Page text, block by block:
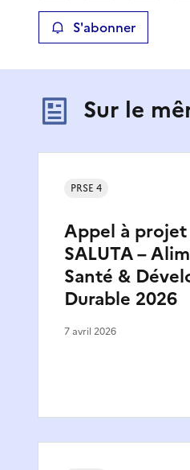
S'abonner
Sur le
Appel à projet
SALUTA –
Santé &
Durable 2026
PRSE 4
7 avril 2026